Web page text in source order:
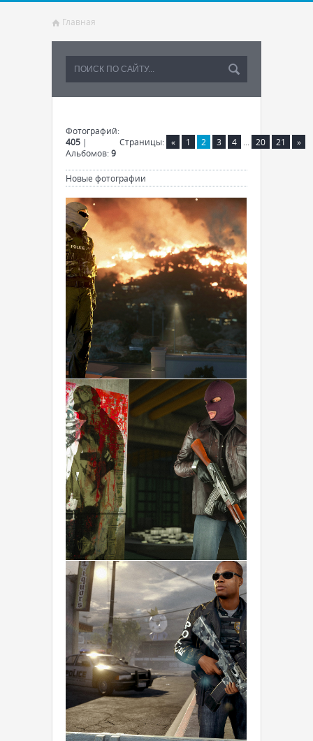
Главная
Фотографий:
405 |
Альбомов:9
Страницы: « 1 2 3 4 20 21 »
Новые фотографии